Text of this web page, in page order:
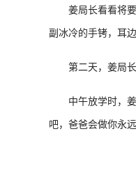
姜局长看看将要
副冰冷的手铐，耳
第二天，姜局长
中午放学时，姜
吧，爸爸会做你永